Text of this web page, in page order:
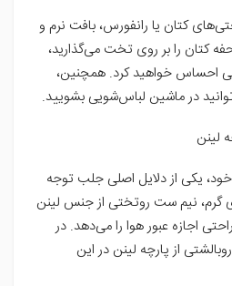
کتان یا رانفورس، بافت نرم و
کتان را بر روی تخت می‌گذارید،
احساس خواهید کرد. همچنین،
در ماشین لباس‌شویی بشویید.
لینن
خود، یکی از دلایل اصلی جلب توجه
گرم، نیم ست روتختی از جنس لینن
اجازه عبور هوا را می‌دهد. در
از پارچه لینن در این